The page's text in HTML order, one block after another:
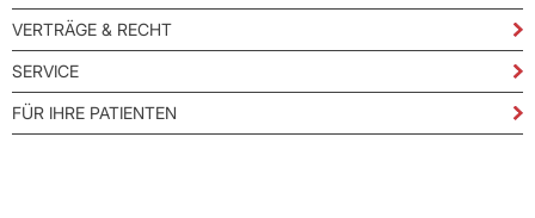
VERTRÄGE & RECHT
SERVICE
FÜR IHRE PATIENTEN